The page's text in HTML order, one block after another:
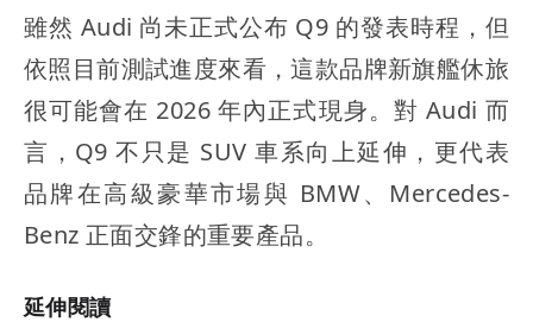
雖然 Audi 尚未正式公布 Q9 的發表時程，但
依照目前測試進度來看，這款品牌新旗艦休旅
很可能會在 2026 年內正式現身。對 Audi 而
言，Q9 不只是 SUV 車系向上延伸，更代表
品牌在高級豪華市場與 BMW、Mercedes-
Benz 正面交鋒的重要產品。
延伸閱讀